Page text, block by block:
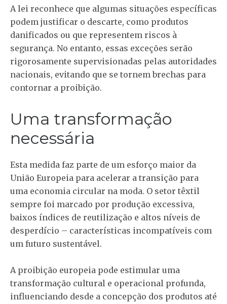
A lei reconhece que algumas situações específicas
podem justificar o descarte, como produtos
danificados ou que representem riscos à
segurança. No entanto, essas exceções serão
rigorosamente supervisionadas pelas autoridades
nacionais, evitando que se tornem brechas para
contornar a proibição.
Uma transformação
necessária
Esta medida faz parte de um esforço maior da
União Europeia para acelerar a transição para
uma economia circular na moda. O setor têxtil
sempre foi marcado por produção excessiva,
baixos índices de reutilização e altos níveis de
desperdício – características incompatíveis com
um futuro sustentável.
A proibição europeia pode estimular uma
transformação cultural e operacional profunda,
influenciando desde a concepção dos produtos até